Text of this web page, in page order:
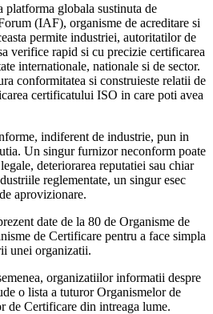
platforma globala sustinuta de
(IAF), organisme de acreditare si
permite industriei, autoritatilor de
verifice rapid si cu precizie certificarea
internationale, nationale si de sector.
conformitatea si construieste relatii de
certificatului ISO in care poti avea
indiferent de industrie, pun in
Un singur furnizor neconform poate
deteriorarea reputatiei sau chiar
reglementate, un singur esec
aprovizionare.
date de la 80 de Organisme de
de Certificare pentru a face simpla
unei organizatii.
organizatiilor informatii despre
o lista a tuturor Organismelor de
de Certificare din intreaga lume.